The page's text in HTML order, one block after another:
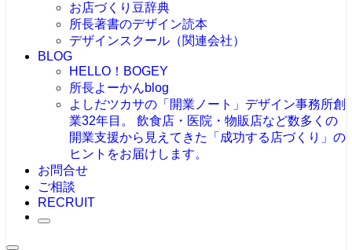
お店づくり豆辞典
所長著書のデザイン読本
デザインスクール（関連会社）
BLOG
HELLO！BOGEY
所長よーかんblog
よしだツカサの「開業ノート」 デザイン事務所創
業32年目。 飲食店・医院・物販店など数多くの
開業支援から見えてきた「成功する店づくり」の
ヒントをお届けします。
お問合せ
ご相談
RECRUIT